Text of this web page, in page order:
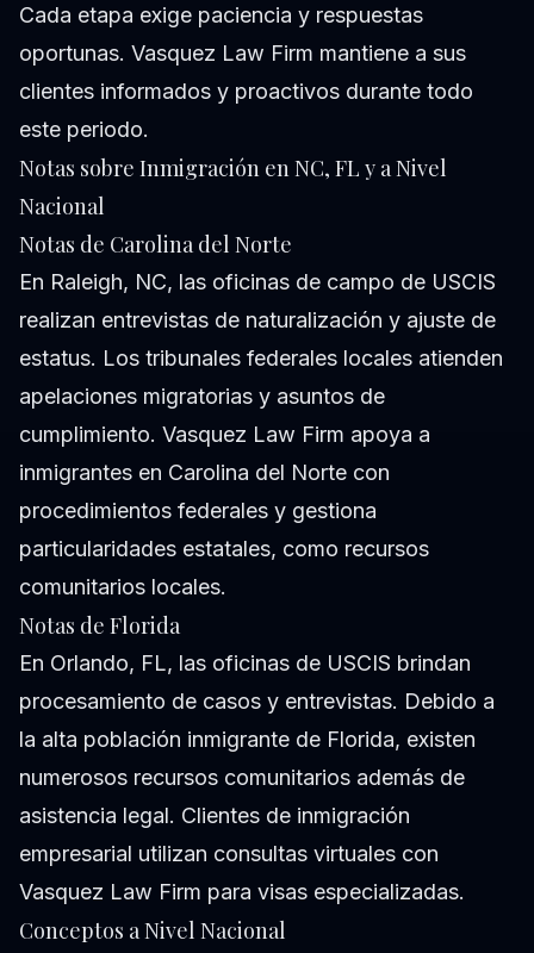
Cada etapa exige paciencia y respuestas
oportunas. Vasquez Law Firm mantiene a sus
clientes informados y proactivos durante todo
este periodo.
Notas sobre Inmigración en NC, FL y a Nivel
Nacional
Notas de Carolina del Norte
En Raleigh, NC, las oficinas de campo de USCIS
realizan entrevistas de naturalización y ajuste de
estatus. Los tribunales federales locales atienden
apelaciones migratorias y asuntos de
cumplimiento. Vasquez Law Firm apoya a
inmigrantes en Carolina del Norte con
procedimientos federales y gestiona
particularidades estatales, como recursos
comunitarios locales.
Notas de Florida
En Orlando, FL, las oficinas de USCIS brindan
procesamiento de casos y entrevistas. Debido a
la alta población inmigrante de Florida, existen
numerosos recursos comunitarios además de
asistencia legal. Clientes de inmigración
empresarial utilizan consultas virtuales con
Vasquez Law Firm para visas especializadas.
Conceptos a Nivel Nacional